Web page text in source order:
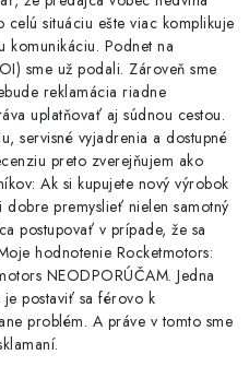
situáciu ešte viac komplikuje
komunikáciu. Podnet na
sme už podali. Zároveň sme
reklamácia riadne
uplatňovať aj súdnou cestou.
servisné vyjadrenia a dostupné
preto zverejňujem ako
Ak si kupujete nový výrobok
premyslieť nielen samotný
postupovať v prípade, že sa
hodnotenie Rocketmotors:
NEODPORÚČAM. Jedna
postaviť sa férovo k
problém. A práve v tomto sme